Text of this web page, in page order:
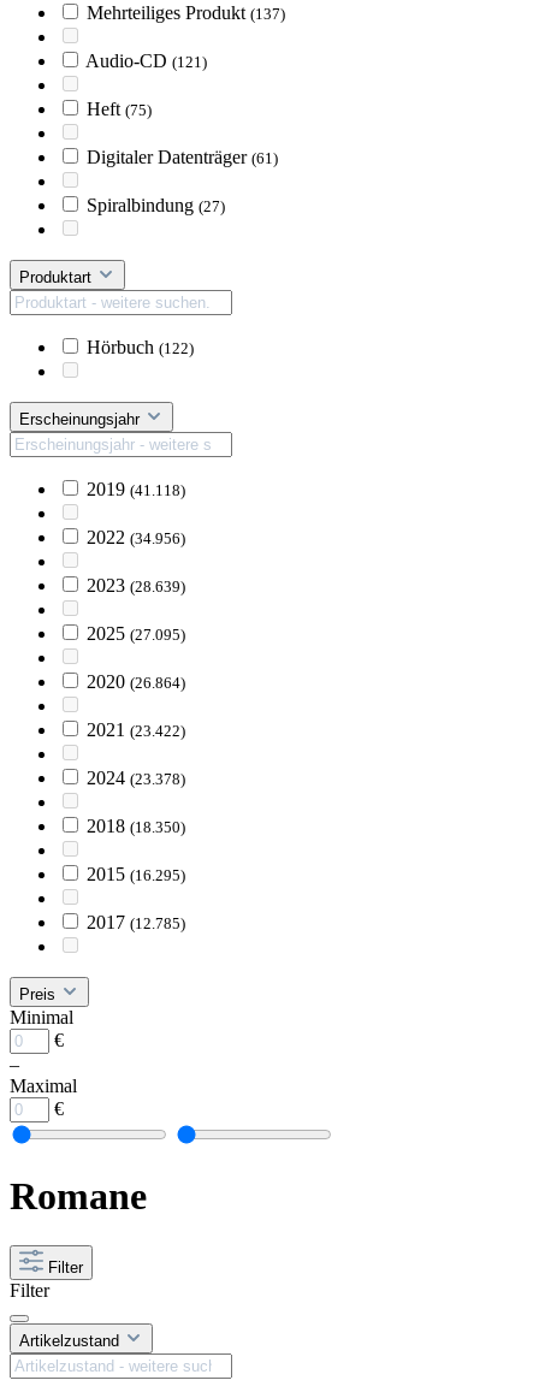
Mehrteiliges Produkt (137)
Audio-CD (121)
Heft (75)
Digitaler Datenträger (61)
Spiralbindung (27)
Produktart
Hörbuch (122)
Erscheinungsjahr
2019 (41.118)
2022 (34.956)
2023 (28.639)
2025 (27.095)
2020 (26.864)
2021 (23.422)
2024 (23.378)
2018 (18.350)
2015 (16.295)
2017 (12.785)
Preis
Minimal
€
–
Maximal
€
Romane
Filter
Filter
Artikelzustand